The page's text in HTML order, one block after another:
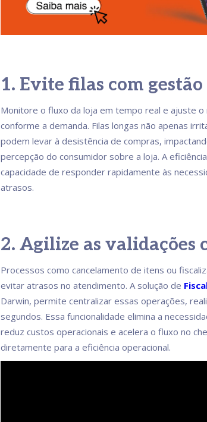
1. Evite filas com
Monitore o fluxo da loja em tempo real e ajuste
conforme a demanda. Filas longas não apenas
podem levar à desistência de compras,
percepção do consumidor sobre a loja. A
capacidade de responder rapidamente às
atrasos.
2. Agilize as validações
Processos como cancelamento de itens ou
evitar atrasos no atendimento. A solução de
Darwin, permite centralizar essas operações,
segundos. Essa funcionalidade elimina a
reduz custos operacionais e acelera o fluxo no
diretamente para a eficiência operacional.